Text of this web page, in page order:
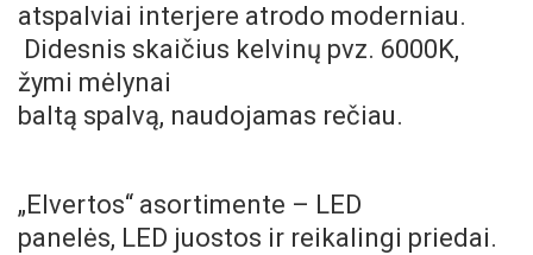
atspalviai interjere atrodo moderniau.
Didesnis skaičius kelvinų pvz. 6000K,
žymi mėlynai
baltą spalvą, naudojamas rečiau.
„Elvertos“ asortimente – LED
panelės, LED juostos ir reikalingi priedai.